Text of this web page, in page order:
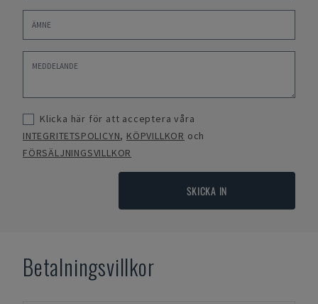
Klicka här för att acceptera våra
INTEGRITETSPOLICYN, KÖPVILLKOR och
FÖRSÄLJNINGSVILLKOR
SKICKA IN
Betalningsvillkor